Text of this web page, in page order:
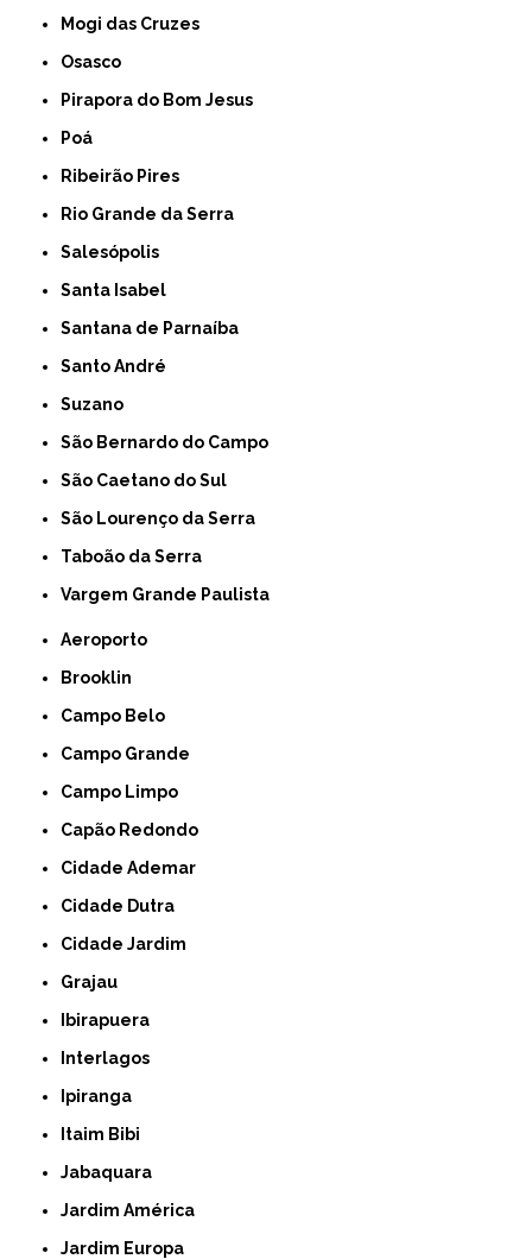
Mogi das Cruzes
Osasco
Pirapora do Bom Jesus
Poá
Ribeirão Pires
Rio Grande da Serra
Salesópolis
Santa Isabel
Santana de Parnaíba
Santo André
Suzano
São Bernardo do Campo
São Caetano do Sul
São Lourenço da Serra
Taboão da Serra
Vargem Grande Paulista
Aeroporto
Brooklin
Campo Belo
Campo Grande
Campo Limpo
Capão Redondo
Cidade Ademar
Cidade Dutra
Cidade Jardim
Grajau
Ibirapuera
Interlagos
Ipiranga
Itaim Bibi
Jabaquara
Jardim América
Jardim Europa